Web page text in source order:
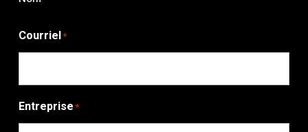
Courriel*
Entreprise*